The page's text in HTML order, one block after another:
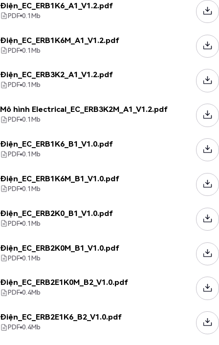
Điện_EC_ERB1K6_A1_V1.2.pdf
PDF 0.1Mb
Điện_EC_ERB1K6M_A1_V1.2.pdf
PDF 0.1Mb
Điện_EC_ERB3K2_A1_V1.2.pdf
PDF 0.1Mb
Mô hình Electrical_EC_ERB3K2M_A1_V1.2.pdf
PDF 0.1Mb
Điện_EC_ERB1K6_B1_V1.0.pdf
PDF 0.1Mb
Điện_EC_ERB1K6M_B1_V1.0.pdf
PDF 0.1Mb
Điện_EC_ERB2K0_B1_V1.0.pdf
PDF 0.1Mb
Điện_EC_ERB2K0M_B1_V1.0.pdf
PDF 0.1Mb
Điện_EC_ERB2E1K0M_B2_V1.0.pdf
PDF 0.4Mb
Điện_EC_ERB2E1K6_B2_V1.0.pdf
PDF 0.4Mb